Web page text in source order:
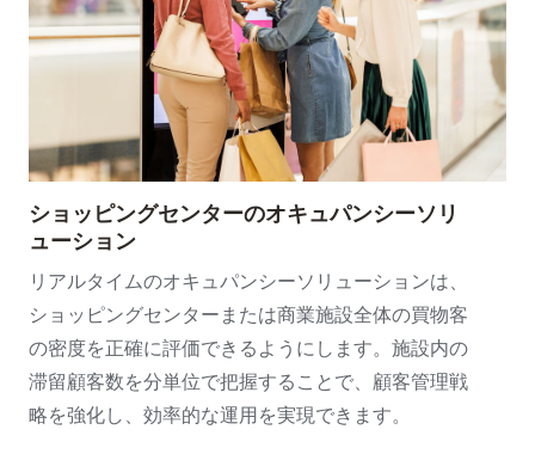
ショッピングセンターのオキュパンシーソリ
ューション
リアルタイムのオキュパンシーソリューションは、
ショッピングセンターまたは商業施設全体の買物客
の密度を正確に評価できるようにします。施設内の
滞留顧客数を分単位で把握することで、顧客管理戦
略を強化し、効率的な運用を実現できます。